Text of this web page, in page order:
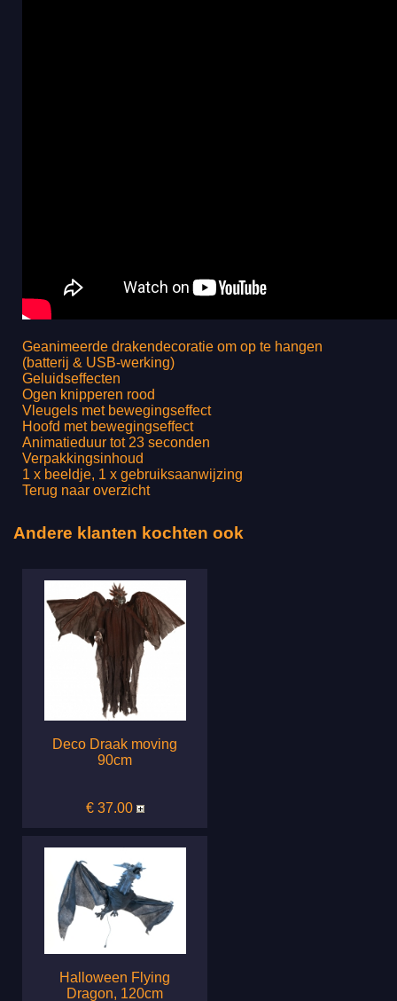
Geanimeerde drakendecoratie om op te hangen
(batterij & USB-werking)
Geluidseffecten
Ogen knipperen rood
Vleugels met bewegingseffect
Hoofd met bewegingseffect
Animatieduur tot 23 seconden
Verpakkingsinhoud
1 x beeldje, 1 x gebruiksaanwijzing
Terug naar overzicht
Andere klanten kochten ook
Deco Draak moving
90cm
€ 37.00
Halloween Flying
Dragon, 120cm